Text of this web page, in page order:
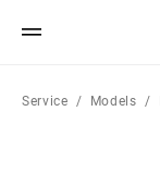
Service Models